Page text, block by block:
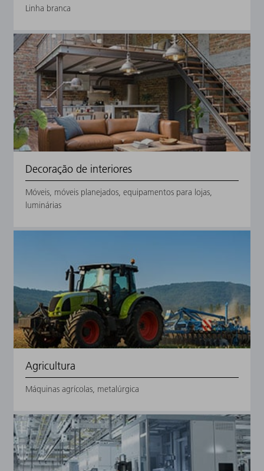
Linha branca
Decoração de interiores
Móveis, móveis planejados, equipamentos para lojas,
luminárias
Agricultura
Máquinas agrícolas, metalúrgica